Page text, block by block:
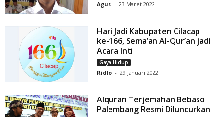
Agus - 23 Maret 2022
Hari Jadi Kabupaten Cilacap
ke-166, Sema’an Al-Qur’an jadi
Acara Inti
Gaya Hidup
Ridlo - 29 Januari 2022
Alquran Terjemahan Bebaso
Palembang Resmi Diluncurkan